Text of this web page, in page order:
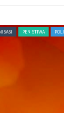
PERISTIWA